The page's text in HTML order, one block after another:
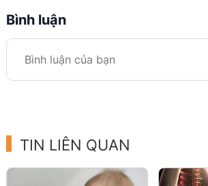
Bình luận
TIN LIÊN QUAN